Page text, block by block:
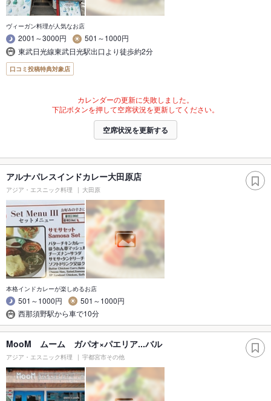
ヴィーガン料理が人気なお店
2001～3000円
501～1000円
東武日光線東武日光駅出口より徒歩約2分
口コミ投稿特典対象店
カレンダーの更新に失敗しました。
下記ボタンを押して空席状況を更新してください。
空席状況を更新する
アルナパレスインドカレー大田原店
アジア・エスニック料理 大田原
本格インドカレーが楽しめるお店
501～1000円
501～1000円
西那須野駅から車で10分
MooM ムーム ガパオ×パエリア...バル
アジア・エスニック料理 宇都宮市その他